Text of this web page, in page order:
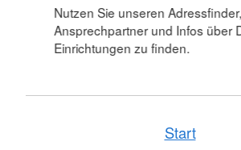
Nutzen Sie unseren
Ansprechpartner und Infos über
Einrichtungen zu finden.
Start